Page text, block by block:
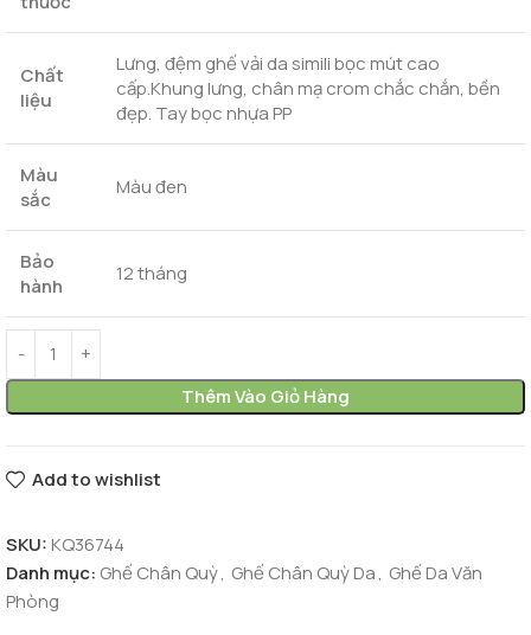
Chất
liệu
Lưng, đệm ghế vải da simili bọc mút cao
cấp.Khung lưng, chân mạ crom chắc chắn, bền
đẹp. Tay bọc nhựa PP
Màu
sắc
Màu đen
Bảo
hành
12 tháng
Thêm Vào Giỏ Hàng
Add to wishlist
SKU:KQ36744
Danh mục: Ghế Chân Quỳ, Ghế Chân Quỳ Da, Ghế Da Văn
Phòng